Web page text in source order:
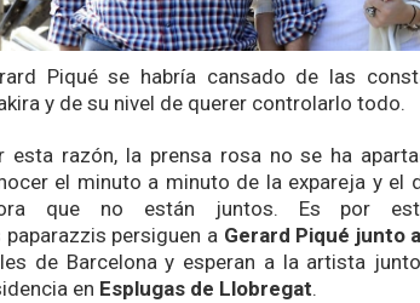
Piqué se habría cansado de las
y de su nivel de querer controlarlo todo.
esta razón, la prensa rosa no se ha
el minuto a minuto de la expareja y el
que no están juntos. Es por
paparazzis persiguen a Gerard Piqué junto
de Barcelona y esperan a la artista
en Esplugas de Llobregat.